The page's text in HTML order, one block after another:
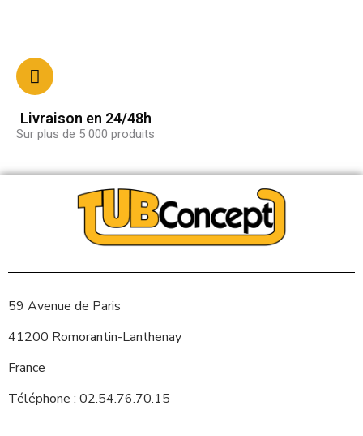
Livraison en 24/48h
Sur plus de 5 000 produits
59 Avenue de Paris
41200 Romorantin-Lanthenay
France
Téléphone : 02.54.76.70.15